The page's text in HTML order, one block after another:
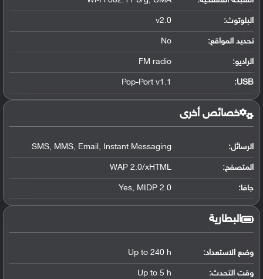
البلوتوث:
v2.0
تحديد المواقع:
No
الراديو: FM radio
USB
:
Pop-Port v1.1
خصائص أخرى
الرسائل: SMS, MMS, Email, Instant Messaging
المتصفح: WAP 2.0/xHTML
جافا: Yes, MIDP 2.0
البطارية
وضع الاستعداد: Up to 240 h
وقت التحدث: Up to 5 h